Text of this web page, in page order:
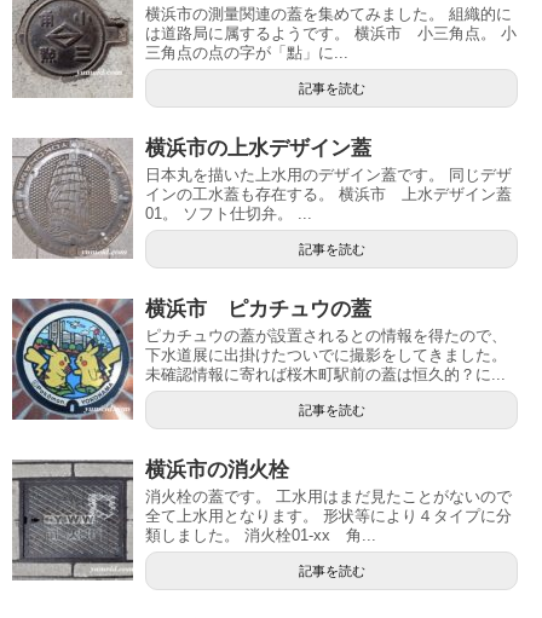
横浜市の測量関連の蓋を集めてみました。 組織的に
は道路局に属するようです。 横浜市 小三角点。 小
三角点の点の字が「點」に...
記事を読む
横浜市の上水デザイン蓋
日本丸を描いた上水用のデザイン蓋です。 同じデザ
インの工水蓋も存在する。 横浜市 上水デザイン蓋
01。 ソフト仕切弁。 ...
記事を読む
横浜市 ピカチュウの蓋
ピカチュウの蓋が設置されるとの情報を得たので、
下水道展に出掛けたついでに撮影をしてきました。
未確認情報に寄れば桜木町駅前の蓋は恒久的？に...
記事を読む
横浜市の消火栓
消火栓の蓋です。 工水用はまだ見たことがないので
全て上水用となります。 形状等により４タイプに分
類しました。 消火栓01-xx 角...
記事を読む